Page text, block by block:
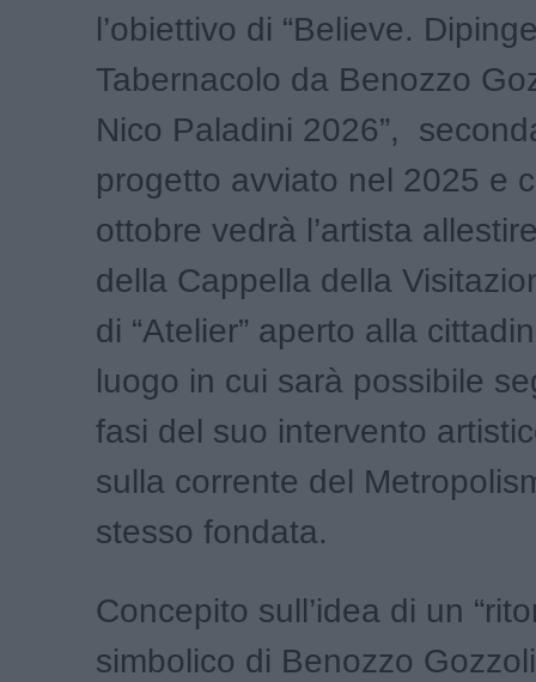
l’obiettivo di “Believe.
Tabernacolo da Benozzo
Nico Paladini 2026”,
progetto avviato nel 2025 e
ottobre vedrà l’artista
della Cappella della
di “Atelier” aperto alla
luogo in cui sarà possibile
fasi del suo intervento
sulla corrente del
stesso fondata.
Concepito sull’idea di un
simbolico di Benozzo